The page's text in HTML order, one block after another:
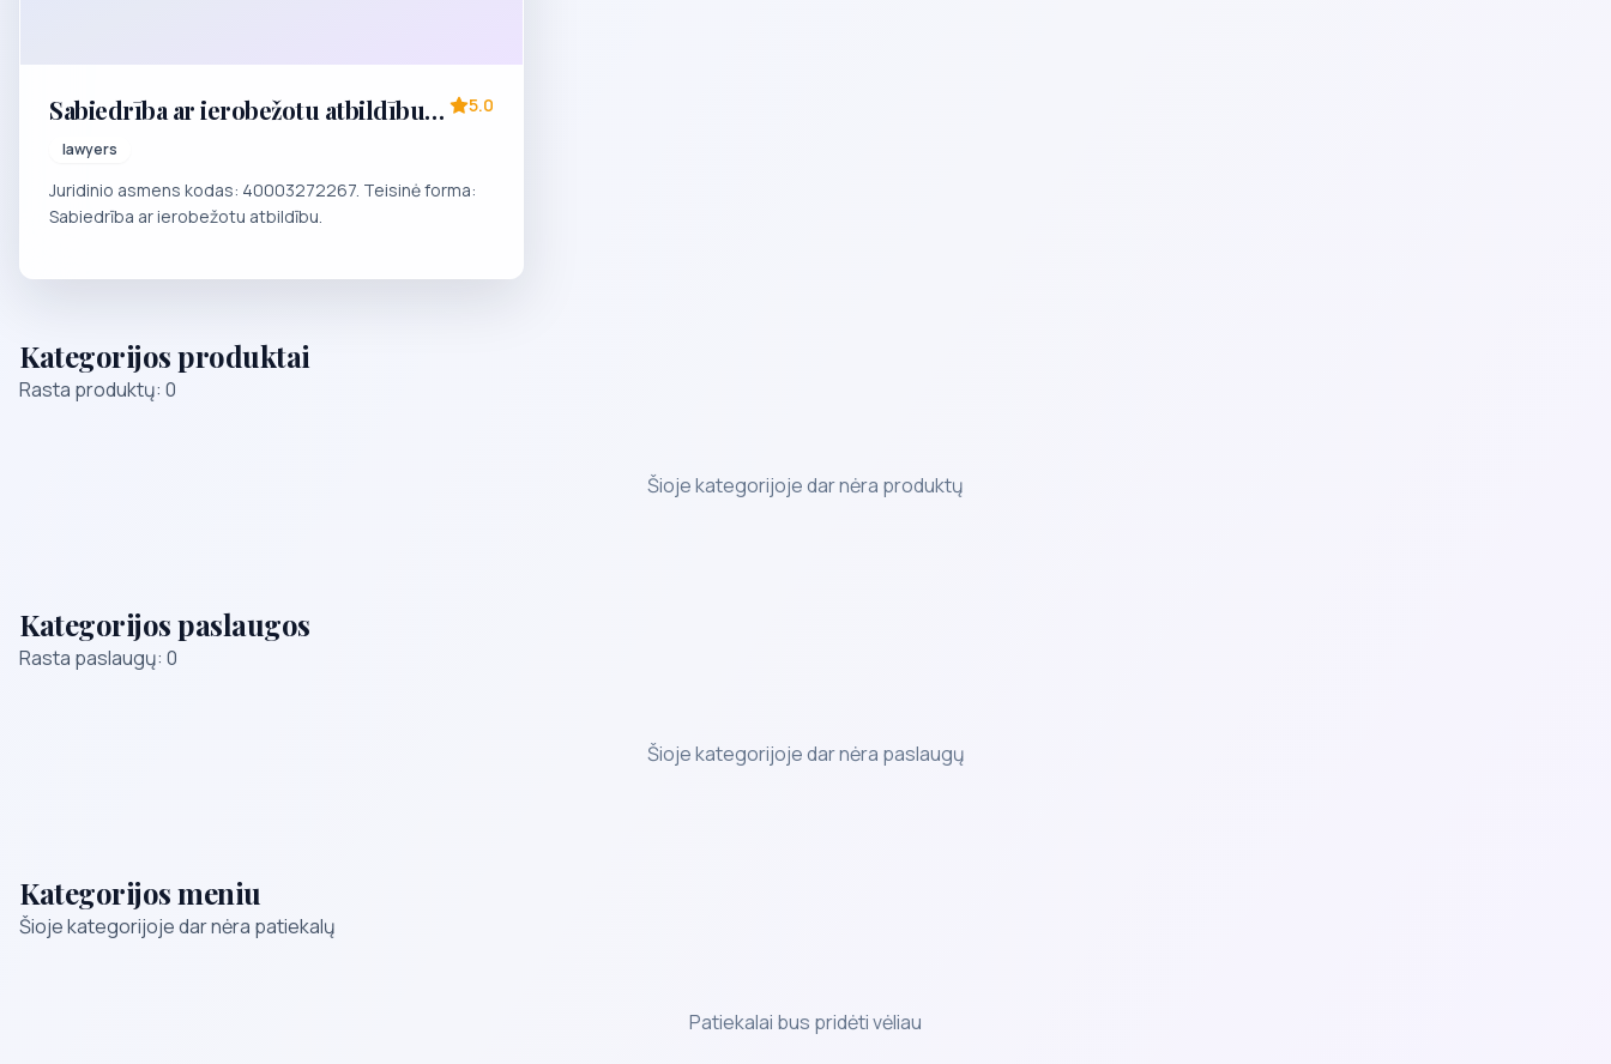
Sabiedrība ar ierobežotu atbildību
"Juridiskais birojs "CENTRS""
lawyers
5.0
Juridinio asmens kodas: 40003272267. Teisinė forma:
Sabiedrība ar ierobežotu atbildību.
Kategorijos produktai
Rasta produktų: 0
Šioje kategorijoje dar nėra produktų
Kategorijos paslaugos
Rasta paslaugų: 0
Šioje kategorijoje dar nėra paslaugų
Kategorijos meniu
Šioje kategorijoje dar nėra patiekalų
Patiekalai bus pridėti vėliau